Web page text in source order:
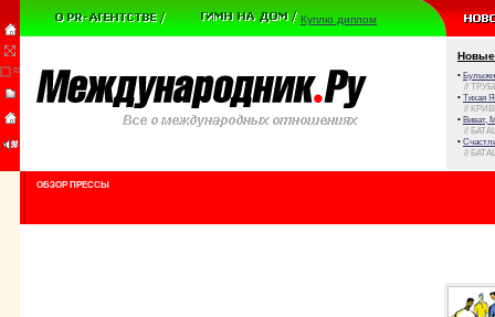
Куплю диплом
Новые
•
//
• Тихая
//
• Виват,
//
•
//
ОБЗОР ПРЕССЫ